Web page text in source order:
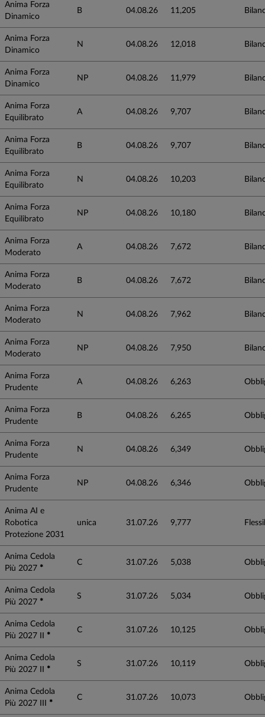
Anima Forza
Dinamico
B 04.08.26 11,205
Anima Forza
Dinamico
N 04.08.26 12,018
Anima Forza
Dinamico
NP 04.08.26 11,979
Anima Forza
Equilibrato
A 04.08.26 9,707
Anima Forza
Equilibrato
B 04.08.26 9,707
Anima Forza
Equilibrato
N 04.08.26 10,203
Anima Forza
Equilibrato
NP 04.08.26 10,180
Anima Forza
Moderato
A 04.08.26 7,672
Anima Forza
Moderato
B 04.08.26 7,672
Anima Forza
Moderato
N 04.08.26 7,962
Anima Forza
Moderato
NP 04.08.26 7,950
Anima Forza
Prudente
A 04.08.26 6,263
Anima Forza
Prudente
B 04.08.26 6,265
Anima Forza
Prudente
N 04.08.26 6,349
Anima Forza
Prudente
NP 04.08.26 6,346
Anima AI e
Robotica
Protezione 2031
unica 31.07.26 9,777
Anima Cedola
Più 2027 *
C 31.07.26 5,038
Anima Cedola
Più 2027 *
S 31.07.26 5,034
Anima Cedola
Più 2027 II *
C 31.07.26 10,125
Anima Cedola
Più 2027 II *
S 31.07.26 10,119
Anima Cedola
Più 2027 III *
C 31.07.26 10,073